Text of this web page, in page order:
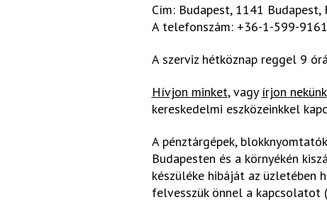
Cím: Budapest, 1141
A telefonszám: +36-1-599-9161
A szerviz hétköznap reggel 9
Hívjon minket, vagy írjon nekünk
kereskedelmi eszközeinkkel
A pénztárgépek,
Budapesten és a környékén
készüléke hibáját az üzletében
felvesszük önnel a kapcsolatot